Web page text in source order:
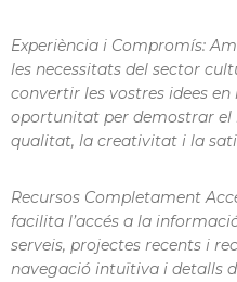
Experiència i Compromís:
les necessitats del sector
convertir les vostres idees
oportunitat per demostrar
qualitat, la creativitat i la
Recursos Completament
facilita l’accés a la
serveis, projectes recents i
navegació intuïtiva i detalls